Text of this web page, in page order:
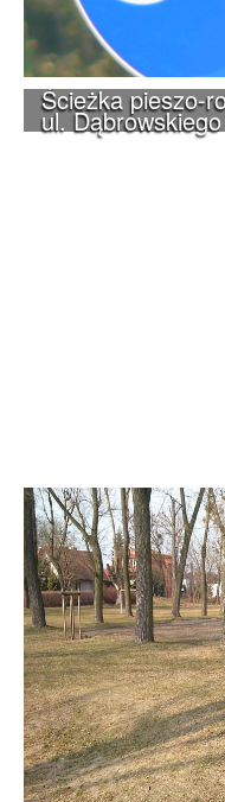
Ścieżka pieszo-
ul. Dąbrowskiego